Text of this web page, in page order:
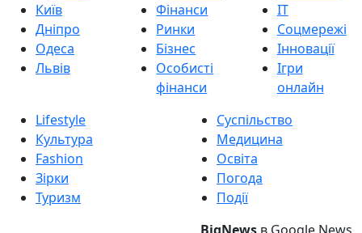
Київ
Дніпро
Одеса
Львів
Фінанси
Ринки
Бізнес
Особисті
фінанси
IT
Соцмережі
Інновації
Ігри
онлайн
Lifestyle
Культура
Fashion
Зірки
Туризм
Суспільство
Медицина
Освіта
Погода
Події